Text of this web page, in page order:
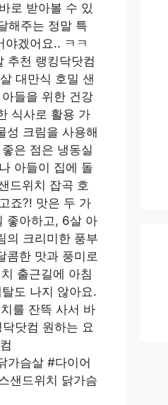
로 받아볼 수 있
해주는 정말 특
야겠어요.. ㅋㅋ
추천 랭킹닥닷컴
대만식 호밀 샌
들을 위한 건강
식사로 활용 가
성 크림을 사용해
은 점은 냉동실
아들이 집에 돌
드위치 잡곡 호
죠?! 맛은 두 가
좋아하고, 6살 아
의 크리미한 풍부
콤한 맛과 풍미로
출근길에 아침
도 나지 않아요.
를 ​​잔뜩 사서 바
닷컴 원하는 요
가슴살 #다이어
샌드위치 닭가슴